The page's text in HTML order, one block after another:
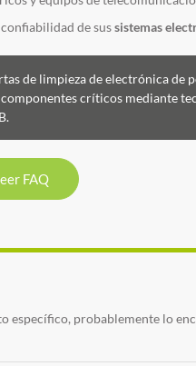
de sussistemas
de limpieza de electrónica de
críticos mediante
FAQ
específico, probablemente lo